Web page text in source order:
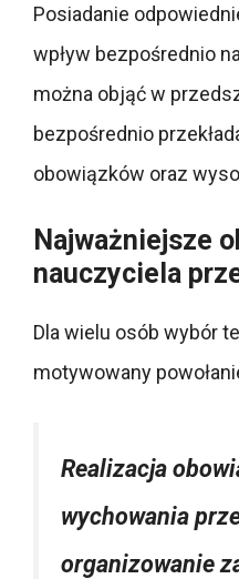
Posiadanie
wpływ bezpośrednio
można objąć w
bezpośrednio
obowiązków oraz
Najważniejsze
nauczyciela
Dla wielu osób wybór
motywowany
Realizacja
wychowania
organizowanie